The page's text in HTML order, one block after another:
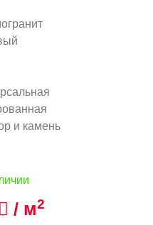
и камень
/ м2